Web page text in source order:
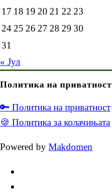
17 18 19 20 21 22 23
24 25 26 27 28 29 30
31
« Јул
Политика на приватност
🔑 Политика на приватност
🍪 Политика за колачињата
Powered by Makdomen